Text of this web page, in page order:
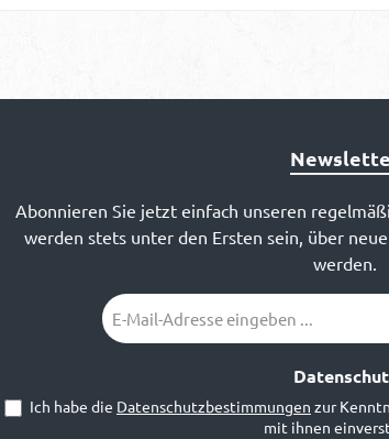
Abonnieren Sie jetzt einfach unseren
werden stets unter den Ersten sein, über
werden.
E-
Mail-
Ich habe die Datenschutzbestimmungen zur
mit ihnen